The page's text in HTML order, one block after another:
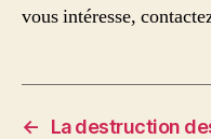
vous intéresse,
←
La destruction